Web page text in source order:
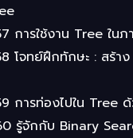
การใช้งาน Tree ในภ
โจทย์ฝึกทักษะ : สร้า
การท่องไปใน Tree
รู้จักกับ Binary